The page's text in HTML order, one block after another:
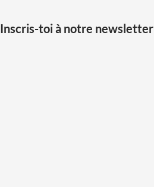
Inscris-toi à notre newsletter